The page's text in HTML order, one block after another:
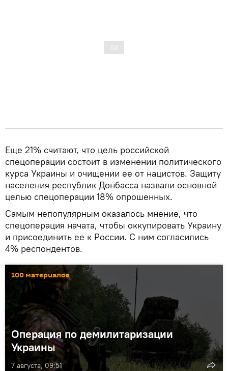
Еще 21% считают, что цель российской
спецоперации состоит в изменении политического
курса Украины и очищении ее от нацистов. Защиту
населения республик Донбасса назвали основной
целью спецоперации 18% опрошенных.
Самым непопулярным оказалось мнение, что
спецоперация начата, чтобы оккупировать Украину
и присоединить ее к России. С ним согласились
4% респондентов.
100 материалов
Операция по демилитаризации
Украины
7 августа, 09:51